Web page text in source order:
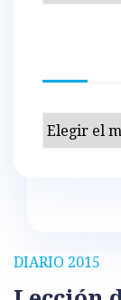
DIARIO 2015
Archivos